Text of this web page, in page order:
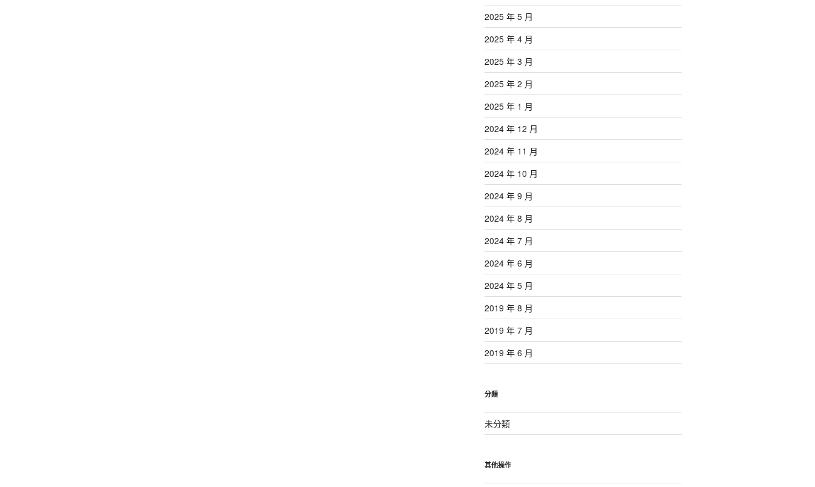
2025 年 5 月
2025 年 4 月
2025 年 3 月
2025 年 2 月
2025 年 1 月
2024 年 12 月
2024 年 11 月
2024 年 10 月
2024 年 9 月
2024 年 8 月
2024 年 7 月
2024 年 6 月
2024 年 5 月
2019 年 8 月
2019 年 7 月
2019 年 6 月
分類
未分類
其他操作